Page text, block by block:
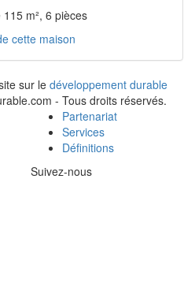
m², 6 pièces
cette maison
sur le développement durable
- Tous droits réservés.
Partenariat
Services
Définitions
Suivez-nous